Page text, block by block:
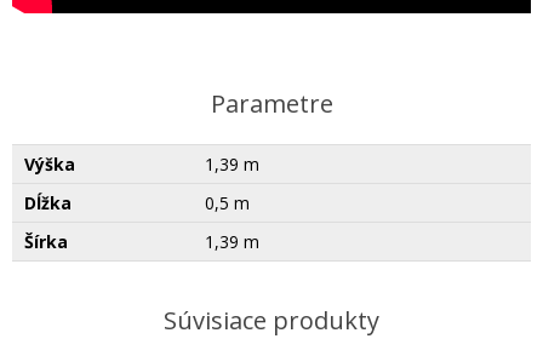
Parametre
Výška
1,39 m
Dĺžka
0,5 m
Šírka
1,39 m
Súvisiace produkty